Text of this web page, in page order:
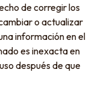
de corregir los
o actualizar
información en el
es inexacta en
después de que